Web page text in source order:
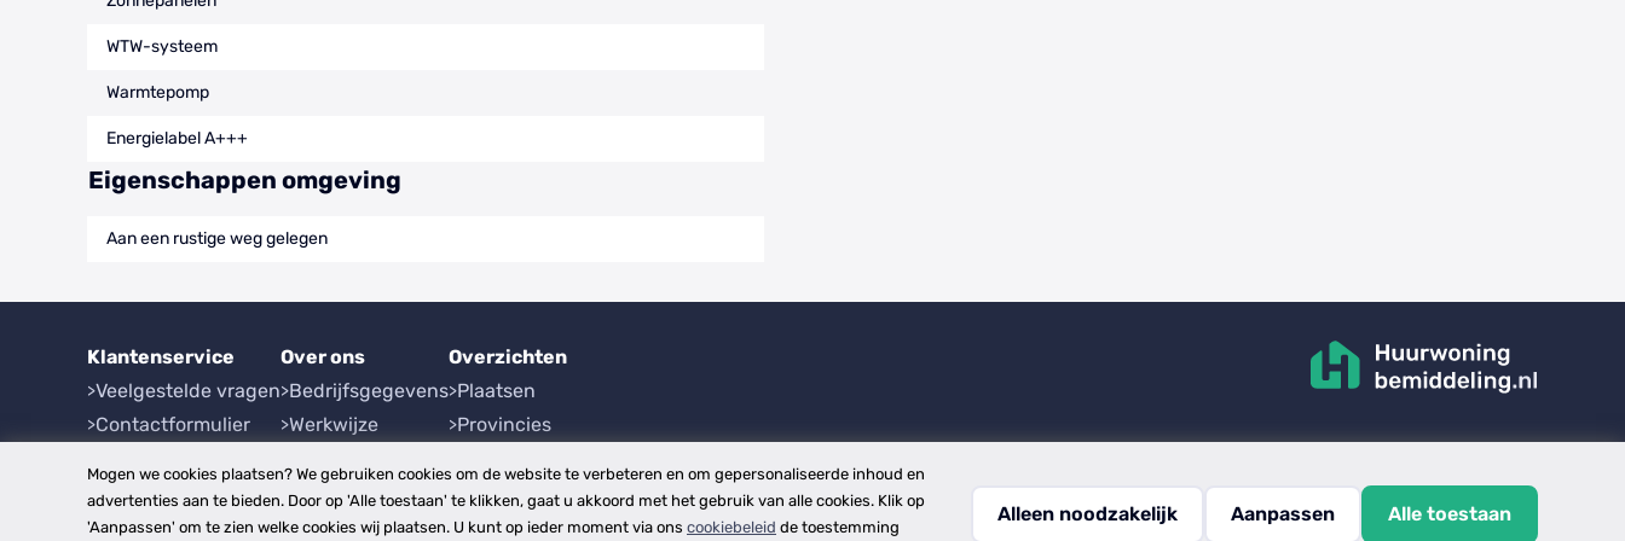
WTW-systeem
Warmtepomp
Energielabel A+++
Eigenschappen omgeving
Aan een rustige weg gelegen
Klantenservice
Veelgestelde vragen
Contactformulier
Over ons
Bedrijfsgegevens
Werkwijze
Overzichten
Plaatsen
Provincies
Mogen we cookies plaatsen? We gebruiken cookies om de website te verbeteren en om gepersonaliseerde inhoud en
advertenties aan te bieden. Door op 'Alle toestaan' te klikken, gaat u akkoord met het gebruik van alle cookies. Klik op
'Aanpassen' om te zien welke cookies wij plaatsen. U kunt op ieder moment via ons cookiebeleid de toestemming
Alleen noodzakelijk Aanpassen Alle toestaan